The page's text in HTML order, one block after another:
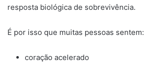
resposta biológica de sobrevivência.
É por isso que muitas pessoas sentem:
coração acelerado